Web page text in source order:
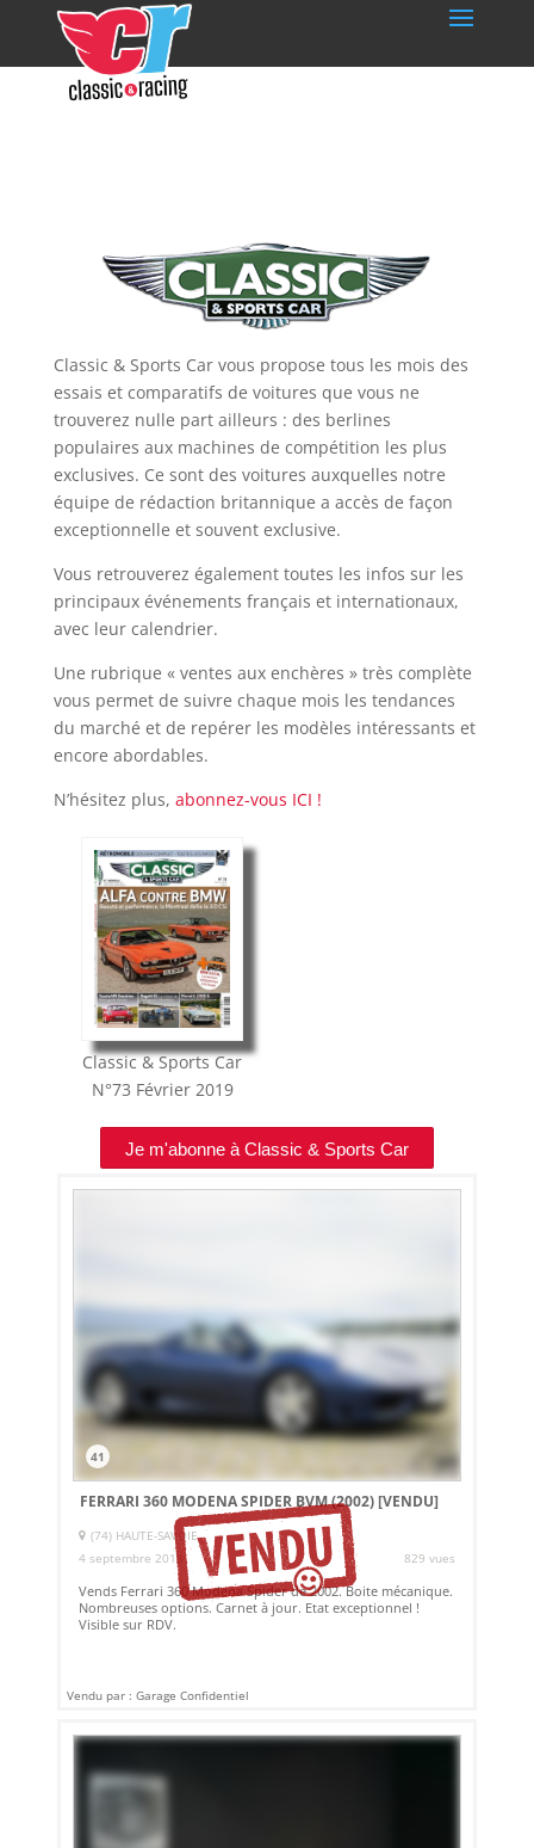
Classic & Sports Car vous propose tous les mois des
essais et comparatifs de voitures que vous ne
trouverez nulle part ailleurs : des berlines
populaires aux machines de compétition les plus
exclusives. Ce sont des voitures auxquelles notre
équipe de rédaction britannique a accès de façon
exceptionnelle et souvent exclusive.
Vous retrouverez également toutes les infos sur les
principaux événements français et internationaux,
avec leur calendrier.
Une rubrique « ventes aux enchères » très complète
vous permet de suivre chaque mois les tendances
du marché et de repérer les modèles intéressants et
encore abordables.
N’hésitez plus, abonnez-vous ICI !
Classic & Sports Car
N°73 Février 2019
Je m'abonne à Classic & Sports Car
41
FERRARI 360 MODENA SPIDER BVM (2002)[VENDU]
(74) HAUTE-SAVOIE
4 septembre 2018
829 vues
Vends Ferrari 360 Modena Spider de 2002. Boite mécanique.
Nombreuses options. Carnet à jour. Etat exceptionnel !
Visible sur RDV.
Vendu par : Garage Confidentiel